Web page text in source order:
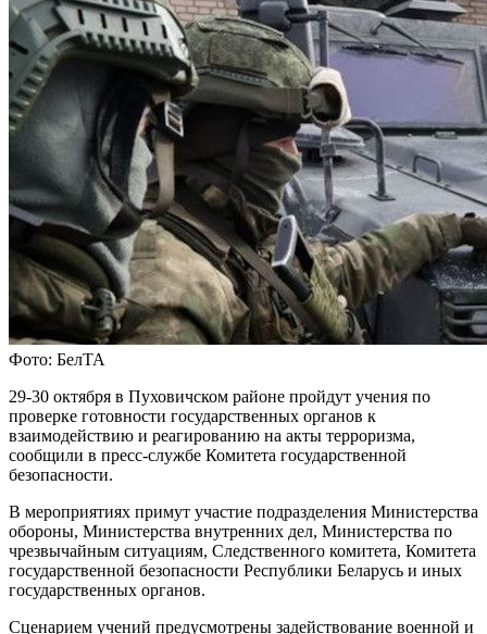
Фото: БелТА
29-30 октября в Пуховичском районе пройдут учения по
проверке готовности государственных органов к
взаимодействию и реагированию на акты терроризма,
сообщили в пресс-службе Комитета государственной
безопасности.
В мероприятиях примут участие подразделения Министерства
обороны, Министерства внутренних дел, Министерства по
чрезвычайным ситуациям, Следственного комитета, Комитета
государственной безопасности Республики Беларусь и иных
государственных органов.
Сценарием учений предусмотрены задействование военной и